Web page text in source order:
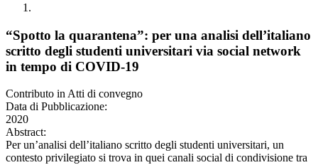
“Spotto la quarantena”: per una analisi dell’italiano
scritto degli studenti universitari via social network
in tempo di COVID-19
Contributo in Atti di convegno
Data di Pubblicazione:
2020
Abstract:
Per un’analisi dell’italiano scritto degli studenti universitari, un
contesto privilegiato si trova in quei canali social di condivisione tra